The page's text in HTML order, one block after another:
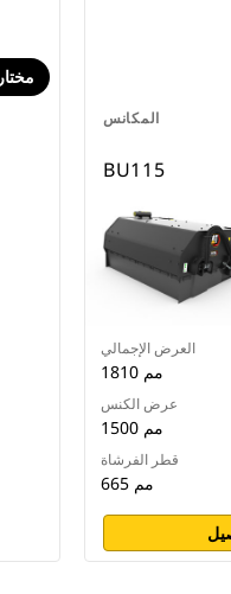
مختار
المكانس
BU115
العرض الإجمالي
1810 مم
عرض الكنس
1500 مم
قطر الفرشاة
665 مم